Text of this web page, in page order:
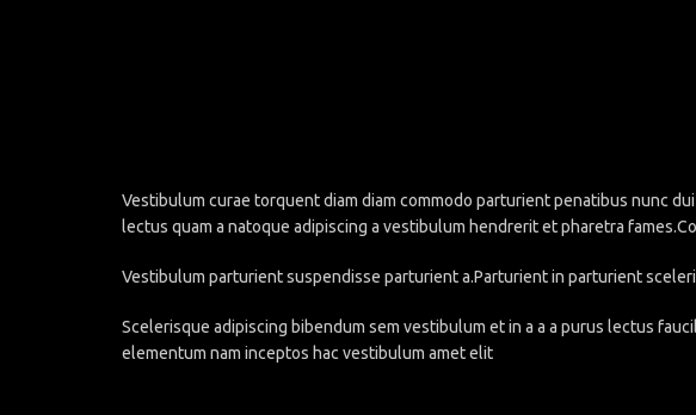
Vestibulum curae torquent diam diam commodo parturient penatibus nunc
lectus quam a natoque adipiscing a vestibulum hendrerit et pharetra
Vestibulum parturient suspendisse parturient a.Parturient in parturient
Scelerisque adipiscing bibendum sem vestibulum et in a a a purus lectus
elementum nam inceptos hac vestibulum amet elit